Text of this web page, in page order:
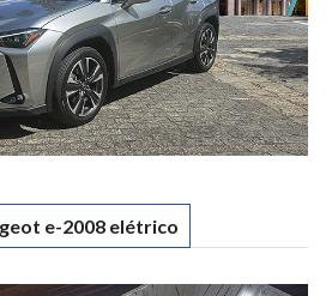
e-2008 elétrico